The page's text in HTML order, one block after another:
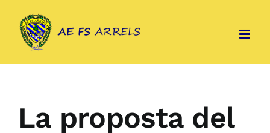
content
La proposta del